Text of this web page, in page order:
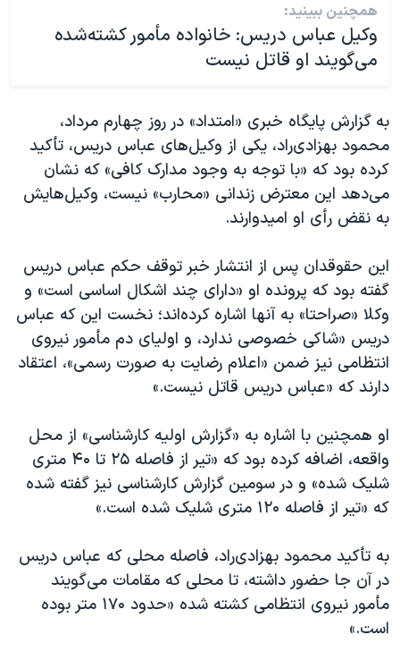
همچنین ببینید:
وکیل عباس دریس: خانواده مأمور کشته‌شده
می‌گویند او قاتل نیست
به گزارش پایگاه خبری «امتداد» در روز چهارم مرداد،
محمود بهزادی‌راد، یکی از وکیل‌های عباس دریس، تأکید
کرده بود که «با توجه به وجود مدارک کافی» که نشان
می‌دهد این معترض زندانی «محارب» نیست، وکیل‌هایش
به نقض رأی او امیدوارند.
این حقوقدان پس از انتشار خبر توقف حکم عباس دریس
گفته بود که پرونده او «دارای چند اشکال اساسی است» و
وکلا «صراحتا» به آنها اشاره کرده‌اند؛ نخست این که عباس
دریس «شاکی خصوصی ندارد، و اولیای دم مأمور نیروی
انتظامی نیز ضمن «اعلام رضایت به صورت رسمی»، اعتقاد
دارند که «عباس دریس قاتل نیست.»
او همچنین با اشاره به «گزارش اولیه کارشناسی» از محل
واقعه، اضافه کرده بود که «تیر از فاصله ۲۵ تا ۴۰ متری
شلیک شده» و در سومین گزارش کارشناسی نیز گفته شده
که «تیر از فاصله ۱۲۰ متری شلیک شده است.»
به تأکید محمود بهزادی‌راد، فاصله محلی که عباس دریس
در آن جا حضور داشته، تا محلی که مقامات می‌گویند
مأمور نیروی انتظامی کشته شده «حدود ۱۷۰ متر بوده
است.»